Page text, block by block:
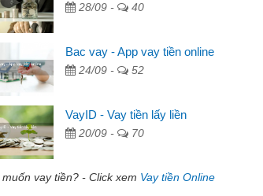
giải
Tôi biết đến thông
sinh viên nên cần
thấy thủ tục nhanh
Mất 2 tuần các
cần có 2 triệu để giải
được thôi. Cảm ơn
28/09 - 40
Bac vay - App vay tiền online
24/09 - 52
VayID - Vay tiền lấy liền
20/09 - 70
muốn vay tiền? - Click xem Vay tiền Online